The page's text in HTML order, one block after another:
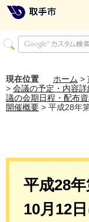
現在位置 ホーム >
> 会議の予定・内容詳
議の会期日程・配布
開催概要 > 平成28年
平成28
10月12